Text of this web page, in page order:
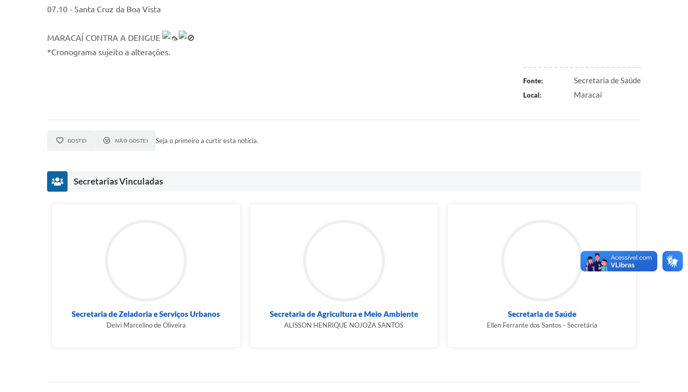
07.10 - Santa Cruz da Boa Vista
MARACAÍ CONTRA A DENGUE
*Cronograma sujeito a alterações.
Fonte: Secretaria de Saúde
Local: Maracaí
GOSTEI NÃO GOSTEI Seja o primeiro a curtir esta notícia.
Secretarias Vinculadas
Secretaria de Zeladoria e Serviços Urbanos
Deivi Marcelino de Oliveira
Secretaria de Agricultura e Meio Ambiente
ALISSON HENRIQUE NOJOZA SANTOS
Secretaria de Saúde
Ellen Ferrante dos Santos - Secretária